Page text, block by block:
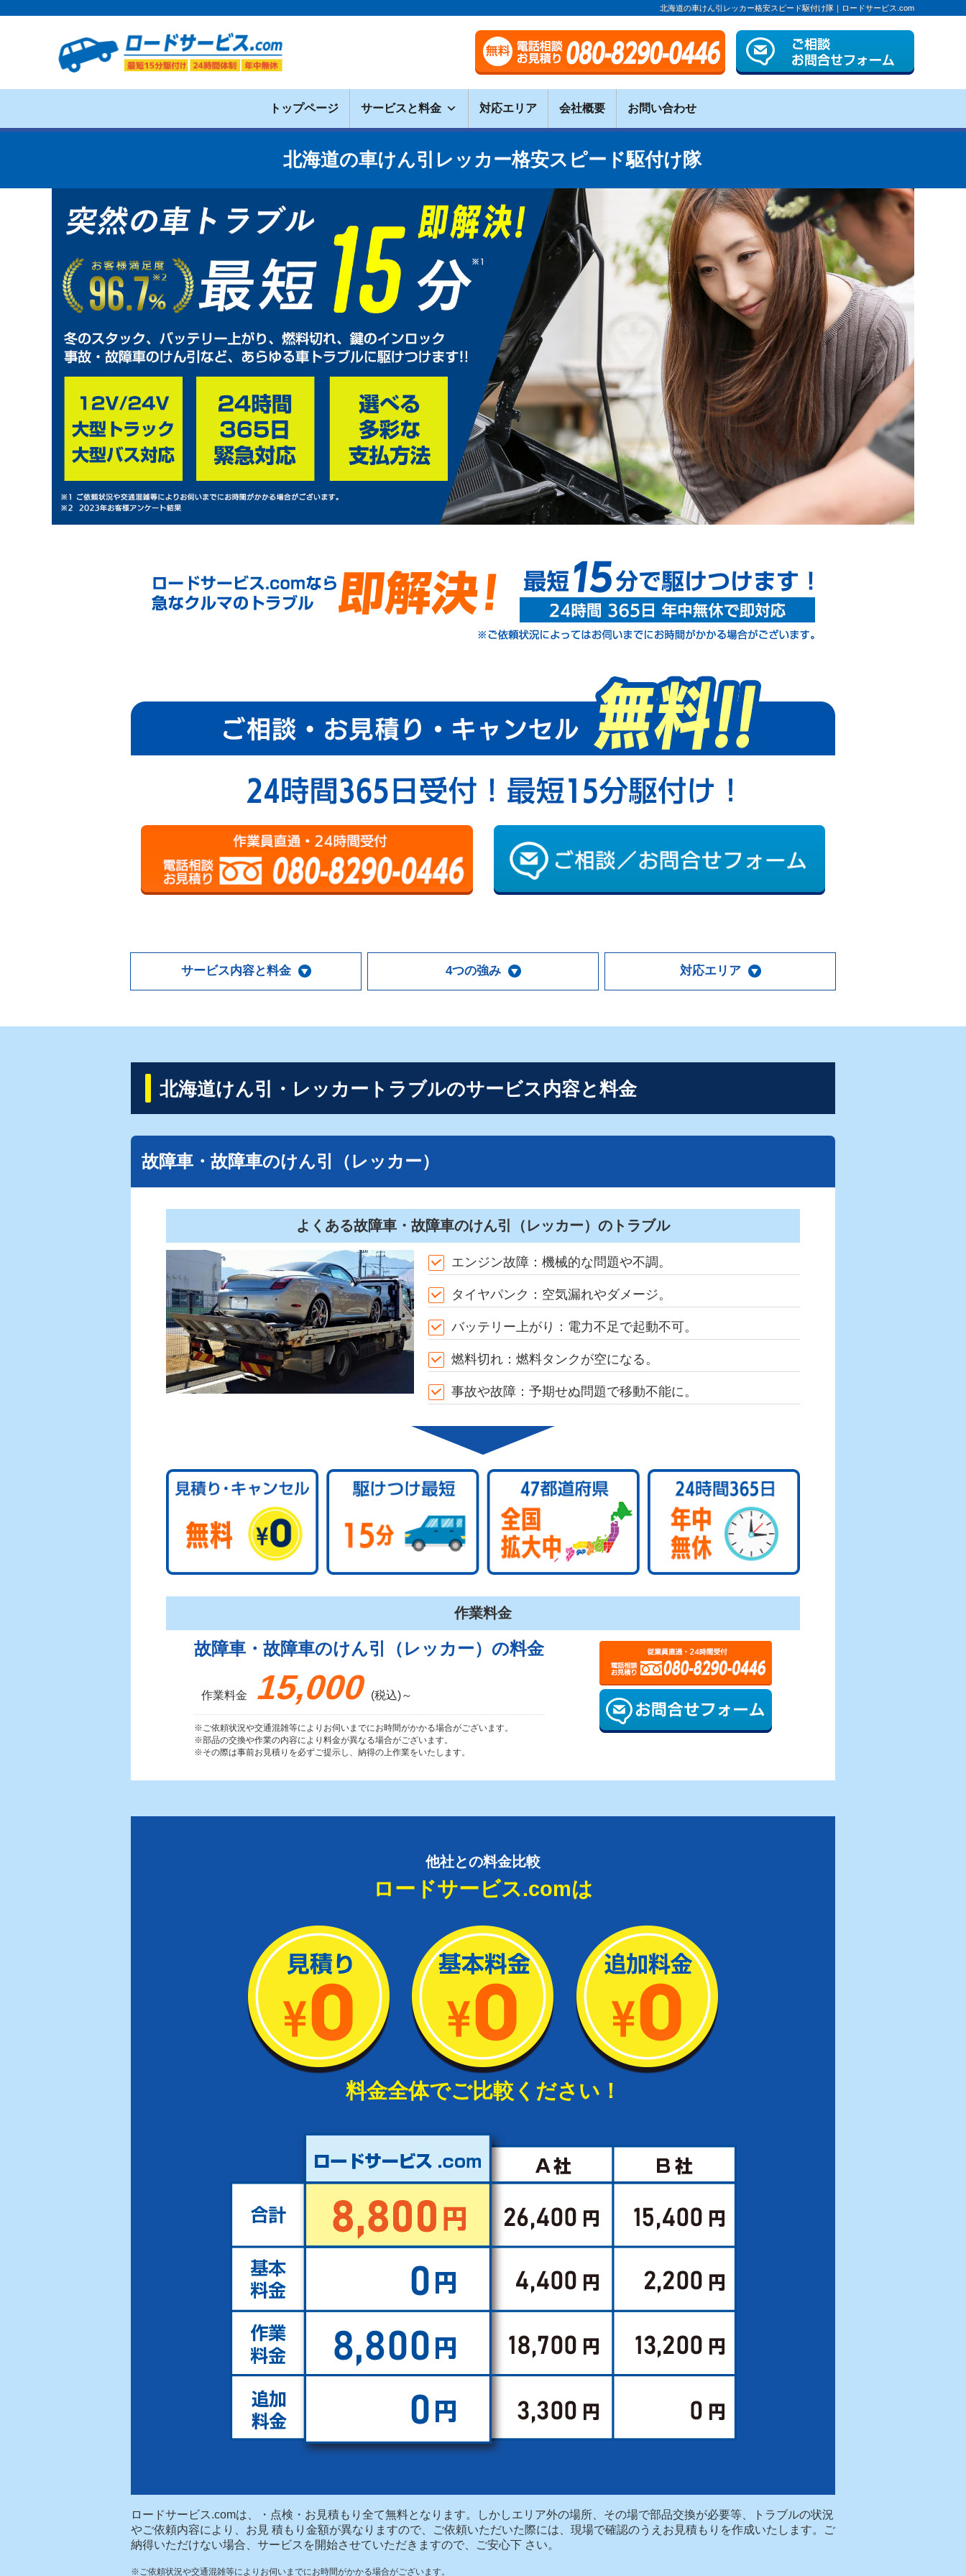
北海道の車けん引レッカー格安スピード駆付け隊｜ロードサービス.com
トップページ サービスと料金 対応エリア 会社概要 お問い合わせ
北海道の車けん引レッカー格安スピード駆付け隊
サービス内容と料金 4つの強み 対応エリア
北海道けん引・レッカートラブルのサービス内容と料金
故障車・故障車のけん引（レッカー）
よくある故障車・故障車のけん引（レッカー）のトラブル
エンジン故障：機械的な問題や不調。
タイヤパンク：空気漏れやダメージ。
バッテリー上がり：電力不足で起動不可。
燃料切れ：燃料タンクが空になる。
事故や故障：予期せぬ問題で移動不能に。
作業料金
故障車・故障車のけん引（レッカー）の料金
作業料金 15,000 (税込)～
※ご依頼状況や交通混雑等によりお伺いまでにお時間がかかる場合がございます。
※部品の交換や作業の内容により料金が異なる場合がございます。
※その際は事前お見積りを必ずご提示し、納得の上作業をいたします。
他社との料金比較
ロードサービス.comは
料金全体でご比較ください！
ロードサービス.comは、・点検・お見積もり全て無料となります。しかしエリア外の場所、その場で部品交換が必要等、トラブルの状況
やご依頼内容により、お見 積もり金額が異なりますので、ご依頼いただいた際には、現場で確認のうえお見積もりを作成いたします。ご
納得いただけない場合、サービスを開始させていただきますので、ご安心下 さい。
※ご依頼状況や交通混雑等によりお伺いまでにお時間がかかる場合がございます。